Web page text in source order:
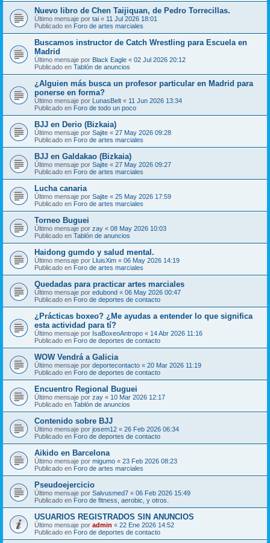
Nuevo libro de Chen Taijiquan, de Pedro Torrecillas.
Último mensaje por tai « 11 Jul 2026 18:01
Publicado en Foro de artes marciales
Buscamos instructor de Catch Wrestling para Escuela en
Madrid
Último mensaje por Black Eagle « 02 Jul 2026 20:12
Publicado en Tablón de anuncios
¿Alguien más busca un profesor particular en Madrid para
ponerse en forma?
Último mensaje por LunasBelt « 11 Jun 2026 13:34
Publicado en Foro de todo un poco
BJJ en Derio (Bizkaia)
Último mensaje por Sajite « 27 May 2026 09:28
Publicado en Foro de artes marciales
BJJ en Galdakao (Bizkaia)
Último mensaje por Sajite « 27 May 2026 09:27
Publicado en Foro de artes marciales
Lucha canaria
Último mensaje por Sajite « 25 May 2026 17:59
Publicado en Foro de artes marciales
Torneo Buguei
Último mensaje por zay « 08 May 2026 10:03
Publicado en Tablón de anuncios
Haidong gumdo y salud mental.
Último mensaje por LluisXim « 06 May 2026 14:19
Publicado en Foro de artes marciales
Quedadas para practicar artes marciales
Último mensaje por edubond « 06 May 2026 00:47
Publicado en Foro de deportes de contacto
¿Prácticas boxeo? ¿Me ayudas a entender lo que significa
esta actividad para tí?
Último mensaje por IsaBoxeoAntropo « 14 Abr 2026 11:16
Publicado en Foro de deportes de contacto
WOW Vendrá a Galicia
Último mensaje por deportecontacto « 20 Mar 2026 11:19
Publicado en Foro de deportes de contacto
Encuentro Regional Buguei
Último mensaje por zay « 10 Mar 2026 12:17
Publicado en Tablón de anuncios
Contenido sobre BJJ
Último mensaje por josem12 « 26 Feb 2026 06:34
Publicado en Foro de deportes de contacto
Aikido en Barcelona
Último mensaje por migumo « 23 Feb 2026 08:23
Publicado en Foro de artes marciales
Pseudoejercicio
Último mensaje por Salvusmed7 « 06 Feb 2026 15:49
Publicado en Foro de fitness, aerobic, y otros.
USUARIOS REGISTRADOS SIN ANUNCIOS
Último mensaje por admin « 22 Ene 2026 14:52
Publicado en Foro de deportes de contacto